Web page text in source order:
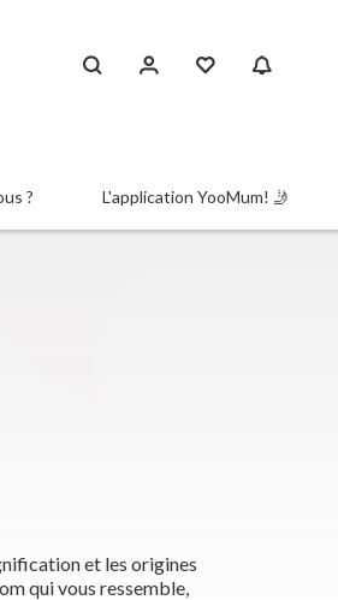
? L'application YooMum! 🤳
et les origines
qui vous ressemble,